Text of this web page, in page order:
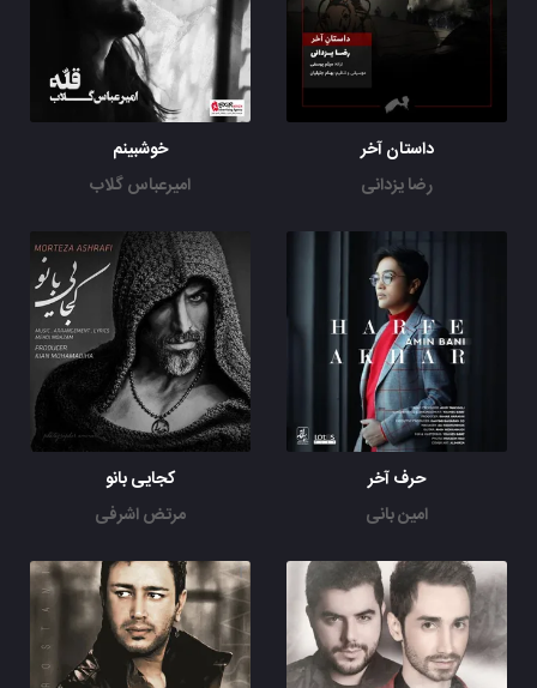
داستان آخر
رضا یزدانی
خوشبینم
امیرعباس گلاب
حرف آخر
امین بانی
کجایی بانو
مرتض اشرفی